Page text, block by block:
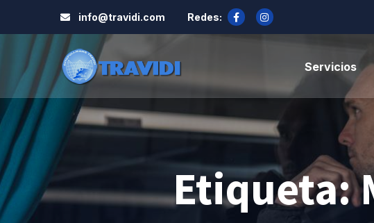
info@travidi.com Redes:
Servicios
Etiqueta: